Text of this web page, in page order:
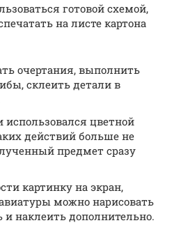
готовой схемой,
на листе картона
очертания, выполнить
склеить детали в
цветной
действий больше не
предмет сразу
картинку на экран,
можно нарисовать
и наклеить дополнительно.